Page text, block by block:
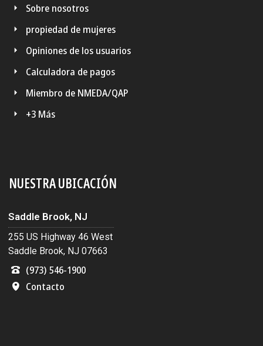
Sobre nosotros
propiedad de mujeres
Opiniones de los usuarios
Calculadora de pagos
Miembro de NMEDA/QAP
+3 Más
NUESTRA UBICACIÓN
Saddle Brook, NJ
255 US Highway 46 West
Saddle Brook, NJ 07663
(973) 546-1900
Contacto